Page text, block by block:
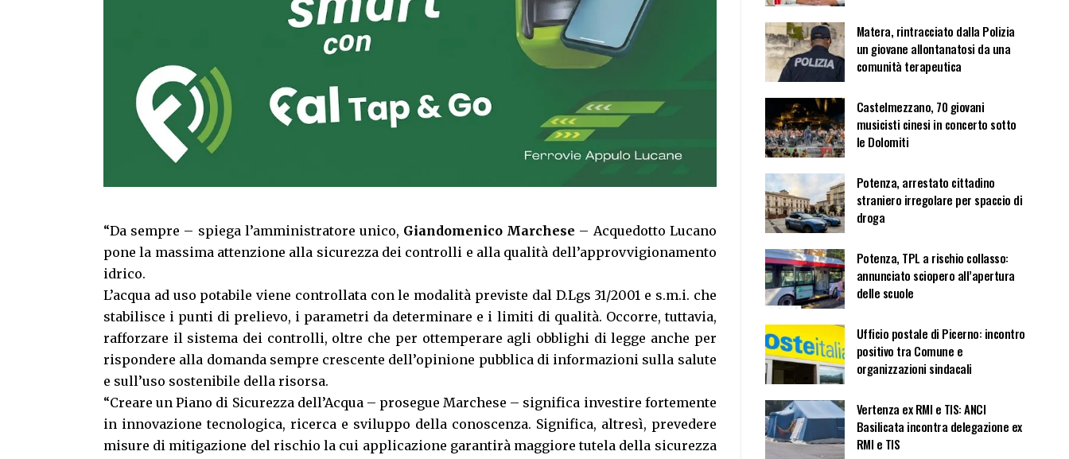
“Da sempre – spiega l’amministratore unico, Giandomenico Marchese – Acquedotto Lucano
pone la massima attenzione alla sicurezza dei controlli e alla qualità dell’approvvigionamento
idrico.
L’acqua ad uso potabile viene controllata con le modalità previste dal D.Lgs 31/2001 e s.m.i. che
stabilisce i punti di prelievo, i parametri da determinare e i limiti di qualità. Occorre, tuttavia,
rafforzare il sistema dei controlli, oltre che per ottemperare agli obblighi di legge anche per
rispondere alla domanda sempre crescente dell’opinione pubblica di informazioni sulla salute
e sull’uso sostenibile della risorsa.
“Creare un Piano di Sicurezza dell’Acqua – prosegue Marchese – significa investire fortemente
in innovazione tecnologica, ricerca e sviluppo della conoscenza. Significa, altresì, prevedere
misure di mitigazione del rischio la cui applicazione garantirà maggiore tutela della sicurezza
Matera, rintracciato dalla Polizia
un giovane allontanatosi da una
comunità terapeutica
Castelmezzano, 70 giovani
musicisti cinesi in concerto sotto
le Dolomiti
Potenza, arrestato cittadino
straniero irregolare per spaccio di
droga
Potenza, TPL a rischio collasso:
annunciato sciopero all’apertura
delle scuole
Ufficio postale di Picerno: incontro
positivo tra Comune e
organizzazioni sindacali
Vertenza ex RMI e TIS: ANCI
Basilicata incontra delegazione ex
RMI e TIS